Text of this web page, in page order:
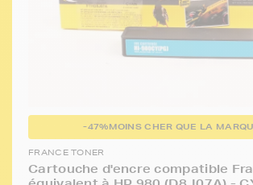
-47%MOINS CHER QUE LA
FRANCE TONER
Cartouche d'encre compatible